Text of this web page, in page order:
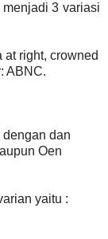
3 variasi
right, crowned
ABNC.
dan
Oen
yaitu :